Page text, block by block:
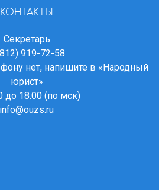
КОНТАКТЫ
Секретарь
919-72-58
нет, напишите в «Народный
юрист»
до 18.00 (по мск)
info@ouzs.ru